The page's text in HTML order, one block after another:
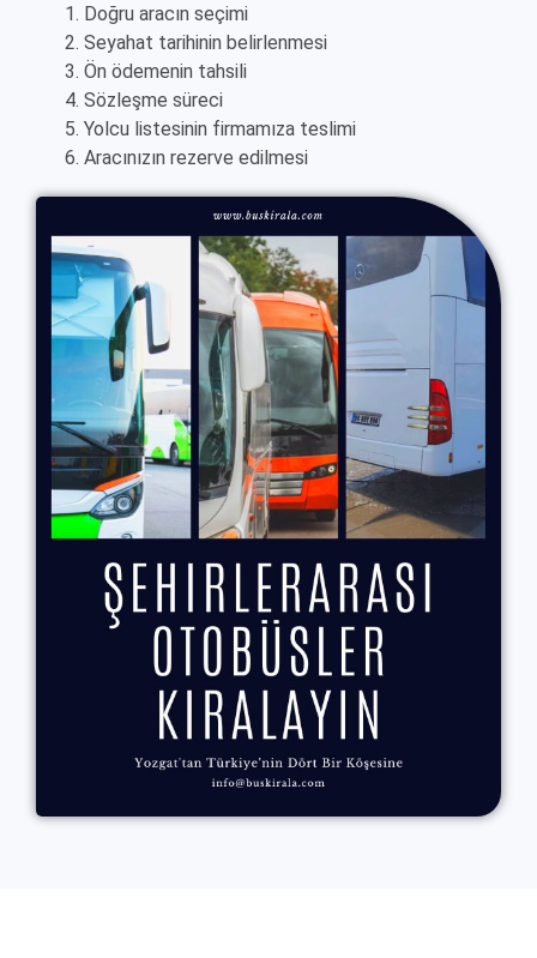
Doğru aracın seçimi
Seyahat tarihinin belirlenmesi
Ön ödemenin tahsili
Sözleşme süreci
Yolcu listesinin firmamıza teslimi
Aracınızın rezerve edilmesi